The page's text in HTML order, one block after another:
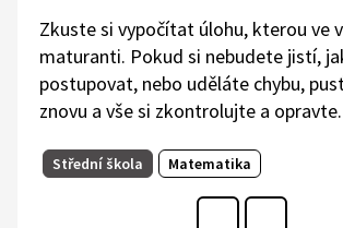
Zkuste si vypočítat úlohu, kterou ve
maturanti. Pokud si nebudete jistí,
postupovat, nebo uděláte chybu,
znovu a vše si zkontrolujte a opravte.
Střední škola Matematika